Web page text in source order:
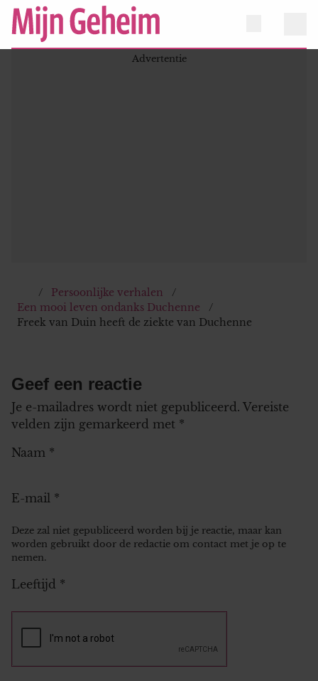
Persoonlijke verhalen
Een mooi leven ondanks Duchenne
Freek van Duin heeft de ziekte van Duchenne
Geef een reactie
Je e-mailadres wordt niet gepubliceerd. Vereiste
velden zijn gemarkeerd met *
Naam *
E-mail *
Deze zal niet gepubliceerd worden bij je reactie, maar kan
worden gebruikt door de redactie om contact met je op te
nemen.
Leeftijd *